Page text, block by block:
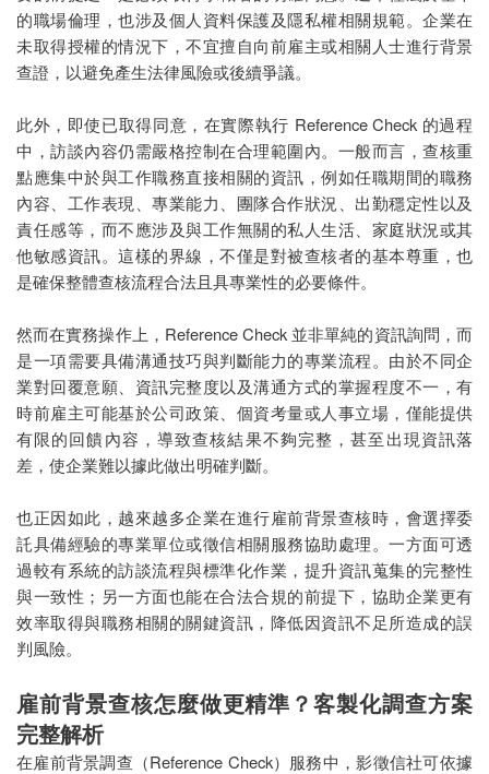
的職場倫理，也涉及個人資料保護及隱私權相關規範。企業在
未取得授權的情況下，不宜擅自向前雇主或相關人士進行背景
查證，以避免產生法律風險或後續爭議。
此外，即使已取得同意，在實際執行 Reference Check 的過程
中，訪談內容仍需嚴格控制在合理範圍內。一般而言，查核重
點應集中於與工作職務直接相關的資訊，例如任職期間的職務
內容、工作表現、專業能力、團隊合作狀況、出勤穩定性以及
責任感等，而不應涉及與工作無關的私人生活、家庭狀況或其
他敏感資訊。這樣的界線，不僅是對被查核者的基本尊重，也
是確保整體查核流程合法且具專業性的必要條件。
然而在實務操作上，Reference Check 並非單純的資訊詢問，而
是一項需要具備溝通技巧與判斷能力的專業流程。由於不同企
業對回覆意願、資訊完整度以及溝通方式的掌握程度不一，有
時前雇主可能基於公司政策、個資考量或人事立場，僅能提供
有限的回饋內容，導致查核結果不夠完整，甚至出現資訊落
差，使企業難以據此做出明確判斷。
也正因如此，越來越多企業在進行雇前背景查核時，會選擇委
託具備經驗的專業單位或徵信相關服務協助處理。一方面可透
過較有系統的訪談流程與標準化作業，提升資訊蒐集的完整性
與一致性；另一方面也能在合法合規的前提下，協助企業更有
效率取得與職務相關的關鍵資訊，降低因資訊不足所造成的誤
判風險。
雇前背景查核怎麼做更精準？客製化調查方案
完整解析
在雇前背景調查（Reference Check）服務中，影徵信社可依據